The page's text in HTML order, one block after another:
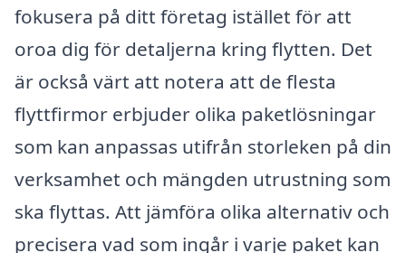
fokusera på ditt företag istället för att
oroa dig för detaljerna kring flytten. Det
är också värt att notera att de flesta
flyttfirmor erbjuder olika paketlösningar
som kan anpassas utifrån storleken på din
verksamhet och mängden utrustning som
ska flyttas. Att jämföra olika alternativ och
precisera vad som ingår i varje paket kan